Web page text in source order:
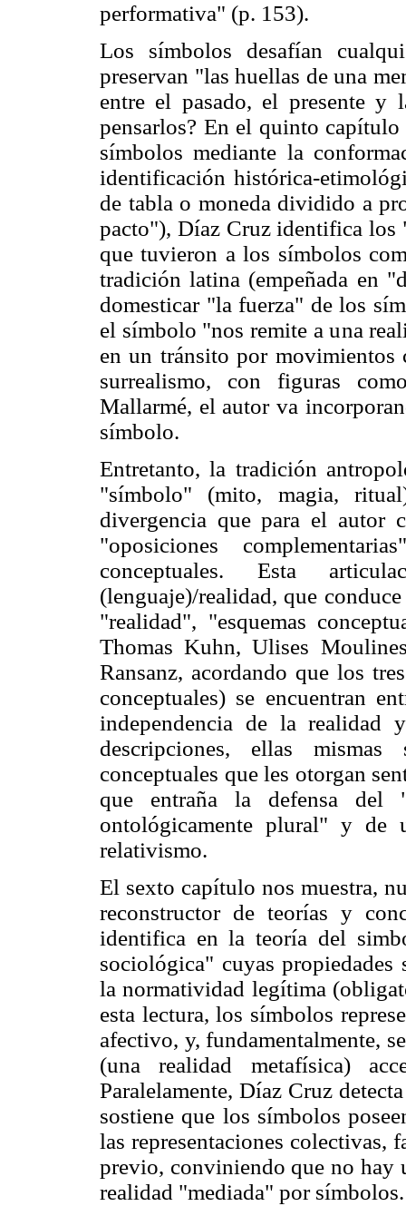
performativa" (p. 153).
Los símbolos desafían
preservan "las huellas de una
entre el pasado, el presente
pensarlos? En el quinto
símbolos mediante la
identificación histórica-
de tabla o moneda dividido a
pacto"), Díaz Cruz identifica los
que tuvieron a los símbolos
tradición latina (empeñada en
domesticar "la fuerza" de los
el símbolo "nos remite a una
en un tránsito por
surrealismo, con figuras
Mallarmé, el autor va
símbolo.
Entretanto, la tradición
"símbolo" (mito, magia,
divergencia que para el autor
"oposiciones
conceptuales. Esta
(lenguaje)/realidad, que
"realidad", "esquemas
Thomas Kuhn, Ulises
Ransanz, acordando que los
conceptuales) se encuentran
independencia de la
descripciones, ellas
conceptuales que les otorgan
que entraña la defensa del
ontológicamente plural" y de
relativismo.
El sexto capítulo nos muestra,
reconstructor de teorías y
identifica en la teoría del
sociológica" cuyas
la normatividad legítima
esta lectura, los símbolos
afectivo, y, fundamentalmente,
(una realidad metafísica)
Paralelamente, Díaz Cruz
sostiene que los símbolos
las representaciones colectivas,
previo, conviniendo que no hay
realidad "mediada" por símbolos.